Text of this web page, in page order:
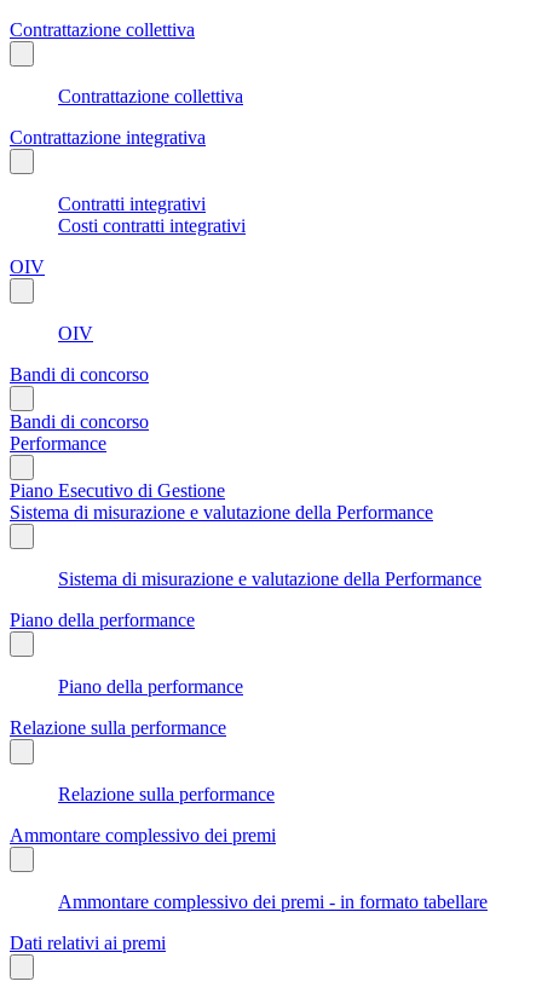
Contrattazione collettiva
Contrattazione collettiva
Contrattazione integrativa
Contratti integrativi
Costi contratti integrativi
OIV
OIV
Bandi di concorso
Bandi di concorso
Performance
Piano Esecutivo di Gestione
Sistema di misurazione e valutazione della Performance
Sistema di misurazione e valutazione della Performance
Piano della performance
Piano della performance
Relazione sulla performance
Relazione sulla performance
Ammontare complessivo dei premi
Ammontare complessivo dei premi - in formato tabellare
Dati relativi ai premi